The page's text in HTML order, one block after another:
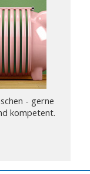
- gerne
kompetent.